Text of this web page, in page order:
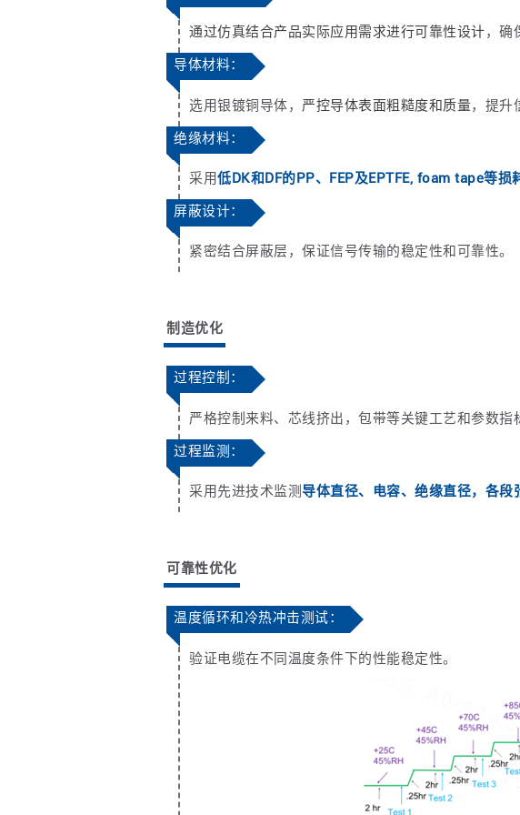
通过仿真结合产品实际应用需求进行可靠性设计，确
导体材料：
选用银镀铜导体， 严控导体表面粗糙度和质量，提升
绝缘材料：
采用低DK和DF的PP、FEP及EPTFE, foam tape等损
屏蔽设计：
紧密结合屏蔽层，保证信号传输的稳定性和可靠性。
制造优化
过程控制：
严格控制来料、芯线挤出，包带等关键工艺和参数指
过程监测：
采用先进技术监测 导体直径、电容、绝缘直径，各段
可靠性优化
温度循环和冷热冲击测试：
验证电缆在不同温度条件下的性能稳定性。